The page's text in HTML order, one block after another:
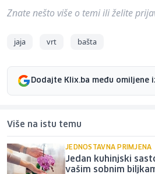
Znate nešto više o temi ili želite
jaja vrt bašta
Dodajte Klix.ba među omiljene
Više na istu temu
JEDNOSTAVNA PRIMJENA
Jedan kuhinjski
vašim sobnim